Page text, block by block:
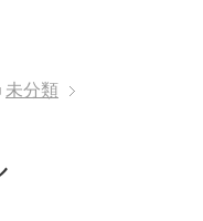
未分類